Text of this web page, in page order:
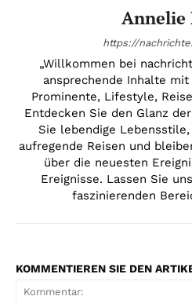
Annelie
https://
„Willkommen bei
ansprechende Inhalte
Prominente, Lifestyle,
Entdecken Sie den Glanz
Sie lebendige
aufregende Reisen und
über die neuesten
Ereignisse. Lassen Sie
faszinierenden
KOMMENTIEREN SIE DEN